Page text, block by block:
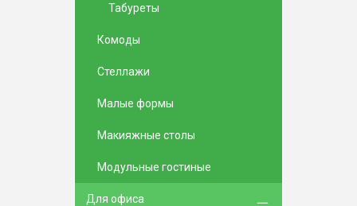
Табуреты
Комоды
Стеллажи
Малые формы
Макияжные столы
Модульные гостиные
Для офиса